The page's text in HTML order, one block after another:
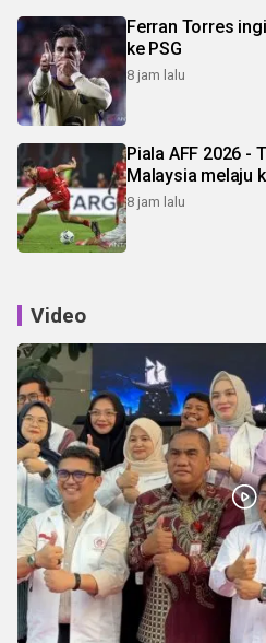
Ferran Torres
ke PSG
8 jam lalu
Piala AFF 2026 -
Malaysia melaju
8 jam lalu
Video